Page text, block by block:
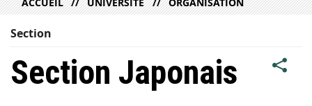
Section
Section Japonais